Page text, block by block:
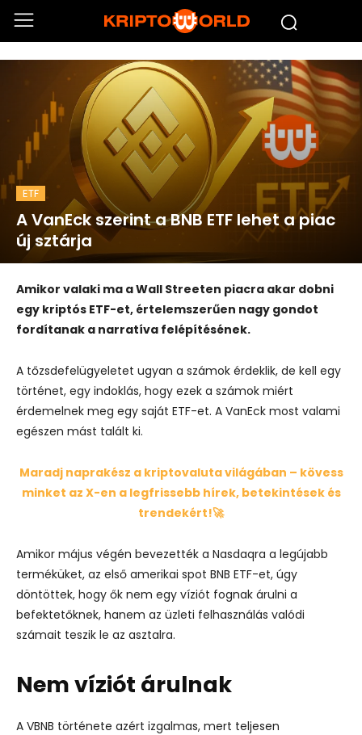
ETF
A VanEck szerint a BNB ETF lehet a piac
új sztárja
Amikor valaki ma a Wall Streeten piacra akar dobni
egy kriptós ETF-et, értelemszerűen nagy gondot
fordítanak a narratíva felépítésének.
A tőzsdefelügyeletet ugyan a számok érdeklik, de kell egy
történet, egy indoklás, hogy ezek a számok miért
érdemelnek meg egy saját ETF-et. A VanEck most valami
egészen mást talált ki.
Maradj naprakész a kriptovaluta világában – kövess
minket az X-en a legfrissebb hírek, betekintések és
trendekért!🚀
Amikor május végén bevezették a Nasdaqra a legújabb
terméküket, az első amerikai spot BNB ETF-et, úgy
döntöttek, hogy ők nem egy víziót fognak árulni a
befektetőknek, hanem az üzleti felhasználás valódi
számait teszik le az asztalra.
Nem víziót árulnak
A VBNB története azért izgalmas, mert teljesen